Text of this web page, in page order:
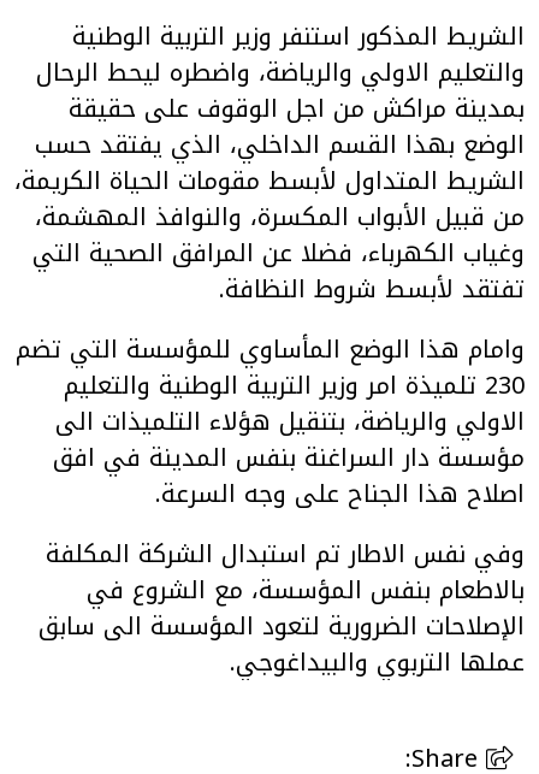
الشريط المذكور استنفر وزير التربية الوطنية
والتعليم الاولي والرياضة، واضطره ليحط الرحال
بمدينة مراكش من اجل الوقوف على حقيقة
الوضع بهذا القسم الداخلي، الذي يفتقد حسب
الشريط المتداول لأبسط مقومات الحياة الكريمة،
من قبيل الأبواب المكسرة، والنوافذ المهشمة،
وغياب الكهرباء، فضلا عن المرافق الصحية التي
تفتقد لأبسط شروط النظافة.
وامام هذا الوضع المأساوي للمؤسسة التي تضم
230 تلميذة امر وزير التربية الوطنية والتعليم
الاولي والرياضة، بتنقيل هؤلاء التلميذات الى
مؤسسة دار السراغنة بنفس المدينة في افق
اصلاح هذا الجناح على وجه السرعة.
وفي نفس الاطار تم استبدال الشركة المكلفة
بالاطعام بنفس المؤسسة، مع الشروع في
الإصلاحات الضرورية لتعود المؤسسة الى سابق
عملها التربوي والبيداغوجي.